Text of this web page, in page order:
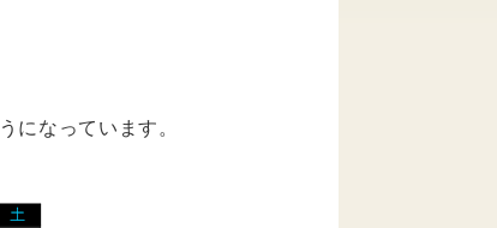
になっています。